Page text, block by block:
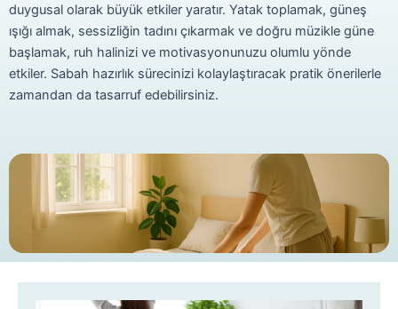
duygusal olarak büyük etkiler yaratır. Yatak toplamak, güneş
ışığı almak, sessizliğin tadını çıkarmak ve doğru müzikle güne
başlamak, ruh halinizi ve motivasyonunuzu olumlu yönde
etkiler. Sabah hazırlık sürecinizi kolaylaştıracak pratik önerilerle
zamandan da tasarruf edebilirsiniz.